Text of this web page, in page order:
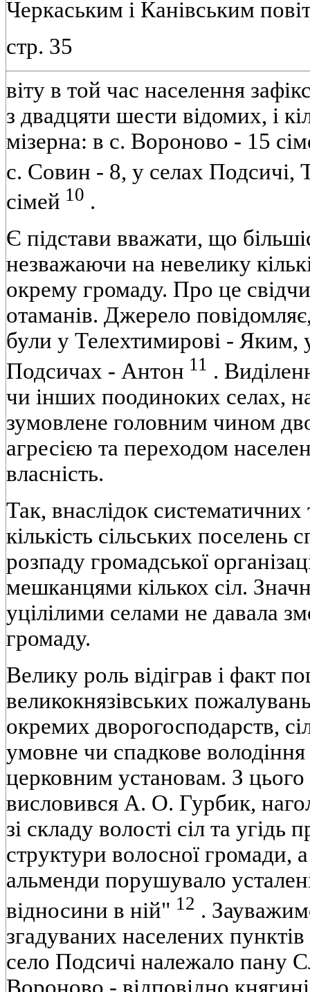
Черкаським і Канівським
стр. 35
віту в той час населення
з двадцяти шести відомих, і
мізерна: в с. Вороново - 15
с. Совин - 8, у селах Подсичі,
сімей 10 .
Є підстави вважати, що
незважаючи на невелику
окрему громаду. Про це
отаманів. Джерело
були у Телехтимирові - Яким,
Подсичах - Антон 11 .
чи інших поодиноких селах,
зумовлене головним чином
агресією та переходом
власність.
Так, внаслідок систематичних
кількість сільських поселень
розпаду громадської
мешканцями кількох сіл.
уцілілими селами не давала
громаду.
Велику роль відіграв і факт
великокнязівських
окремих дворогосподарств,
умовне чи спадкове
церковним установам. З
висловився А. О. Гурбик,
зі складу волості сіл та
структури волосної громади,
альменди порушувало
відносини в ній" 12 .
згадуваних населених
село Подсичі належало пану